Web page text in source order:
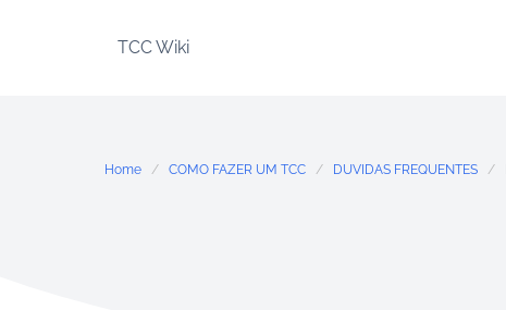
TCC Wiki
Home COMO FAZER UM TCC DUVIDAS FREQUENTES